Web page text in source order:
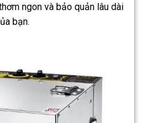
ngon và bảo quản lâu dài
bạn.